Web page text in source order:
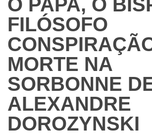
O PAPA, O
FILÓSOFO
MORTE NA
SORBONNE
ALEXANDRE
DOROZYNSKI